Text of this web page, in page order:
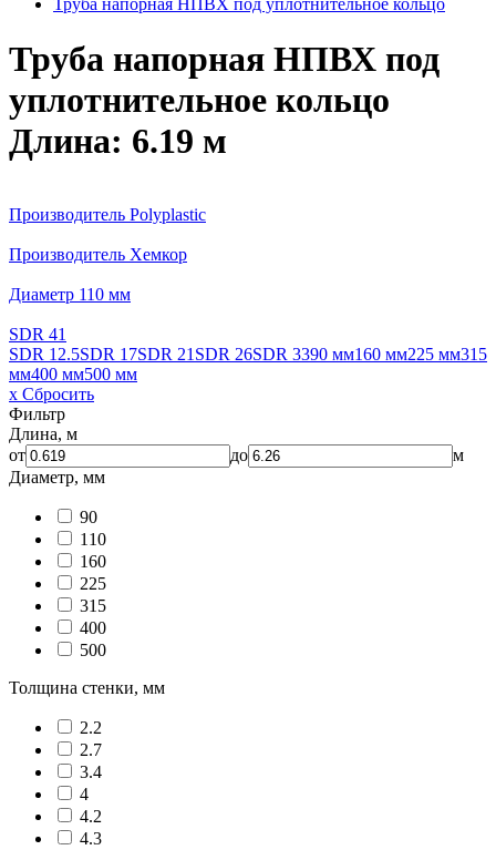
Труба напорная НПВХ под уплотнительное кольцо
Труба напорная НПВХ под
уплотнительное кольцо
Длина: 6.19 м
Производитель Polyplastic
Производитель Хемкор
Диаметр 110 мм
SDR 41
SDR 12.5SDR 17SDR 21 SDR 26SDR 3390 мм160 мм225 мм315
мм400 мм500 мм
x Сбросить
Фильтр
Длина, м
от
до
м
Диаметр, мм
90
110
160
225
315
400
500
Толщина стенки, мм
2.2
2.7
3.4
4
4.2
4.3